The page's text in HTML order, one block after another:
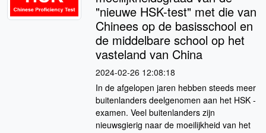
"nieuwe HSK-test" met die van
Chinees op de basisschool en
de middelbare school op het
vasteland van China
2024-02-26 12:08:18
In de afgelopen jaren hebben steeds meer
buitenlanders deelgenomen aan het HSK -
examen. Veel buitenlanders zijn
nieuwsgierig naar de moeilijkheid van het